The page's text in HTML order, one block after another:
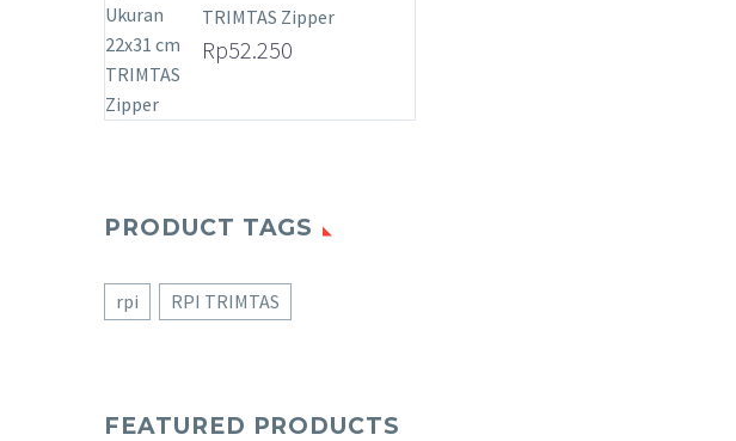
TRIMTAS Zipper
Rp52.250
PRODUCT TAGS
rpi RPI TRIMTAS
FEATURED PRODUCTS